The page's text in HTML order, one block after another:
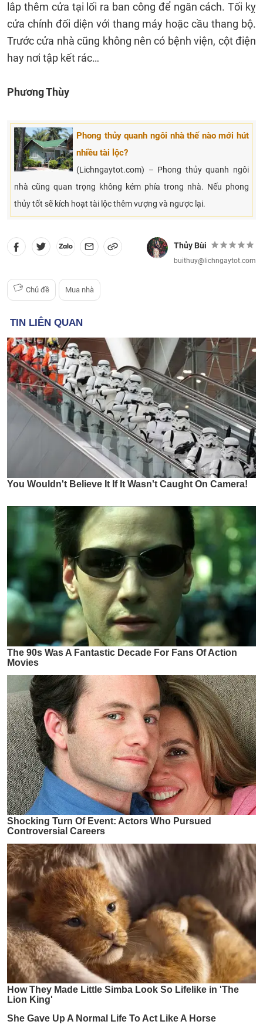
lắp thêm cửa tại lối ra ban công để ngăn cách. Tối kỵ
cửa chính đối diện với thang máy hoặc cầu thang bộ.
Trước cửa nhà cũng không nên có bệnh viện, cột điện
hay nơi tập kết rác…
Phương Thùy
Phong thủy quanh ngôi nhà thế nào mới hút
nhiều tài lộc?
(Lichngaytot.com) – Phong thủy quanh ngôi
nhà cũng quan trọng không kém phía trong nhà. Nếu phong
thủy tốt sẽ kích hoạt tài lộc thêm vượng và ngược lại.
Thủy Bùi
buithuy@lichngaytot.com
Chủ đề Mua nhà